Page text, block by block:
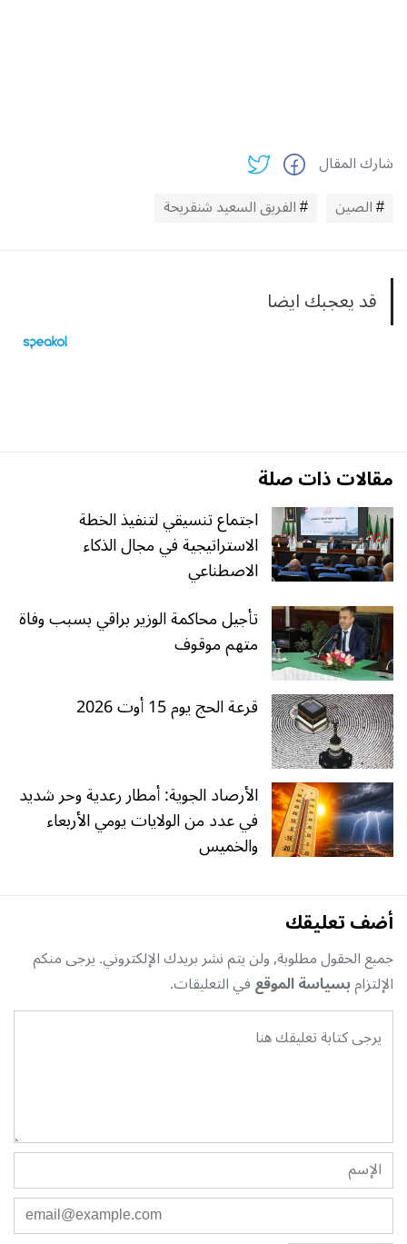
شارك المقال
الصين
الفريق السعيد شنقريحة
قد يعجبك ايضا
مقالات ذات صلة
اجتماع تنسيقي لتنفيذ الخطة
الاستراتيجية في مجال الذكاء
الاصطناعي
تأجيل محاكمة الوزير براقي بسبب وفاة
متهم موقوف
قرعة الحج يوم 15 أوت 2026
الأرصاد الجوية: أمطار رعدية وحر شديد
في عدد من الولايات يومي الأربعاء
والخميس
أضف تعليقك
جميع الحقول مطلوبة, ولن يتم نشر بريدك الإلكتروني. يرجى منكم
الإلتزامبسياسة الموقعفي التعليقات.